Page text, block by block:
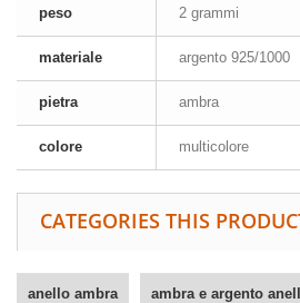
peso 2 grammi
materiale argento 925/1000
pietra ambra
colore multicolore
CATEGORIES THIS
anello ambra ambra e argento